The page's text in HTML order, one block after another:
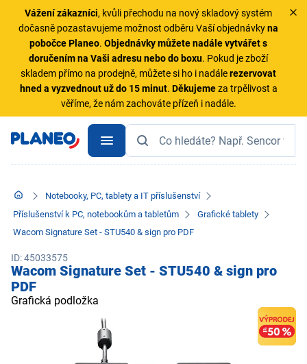
Vážení zákazníci, kvůli přechodu na nový skladový systém
dočasně pozastavujeme možnost odběru Vaší objednávkyna
pobočce Planeo.Objednávky můžete nadále vytvářet s
doručením na Vaši adresu nebo do boxu. Pokud je zboží
skladem přímo na prodejně, můžete si ho i nadálerezervovat
hned a vyzvednout už do 15 minut. Děkujemeza trpělivost a
věříme, že nám zachováte přízeň i nadále.
Notebooky, PC, tablety a IT příslušenství
Příslušenství k PC, notebookům a tabletům
Grafické tablety
Wacom Signature Set - STU540 & sign pro PDF
ID: 45033575
Wacom Signature Set - STU540 & sign pro
PDF
Grafická podložka